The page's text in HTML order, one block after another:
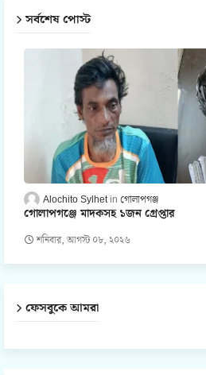
সর্বশেষ পোস্ট
Alochito Sylhet গোলাপগঞ্জ
গোলাপগঞ্জে মাদকসহ ১জন গ্রেপ্তার
শনিবার, আগস্ট ০৮, ২০২৬
ফেসবুকে আমরা